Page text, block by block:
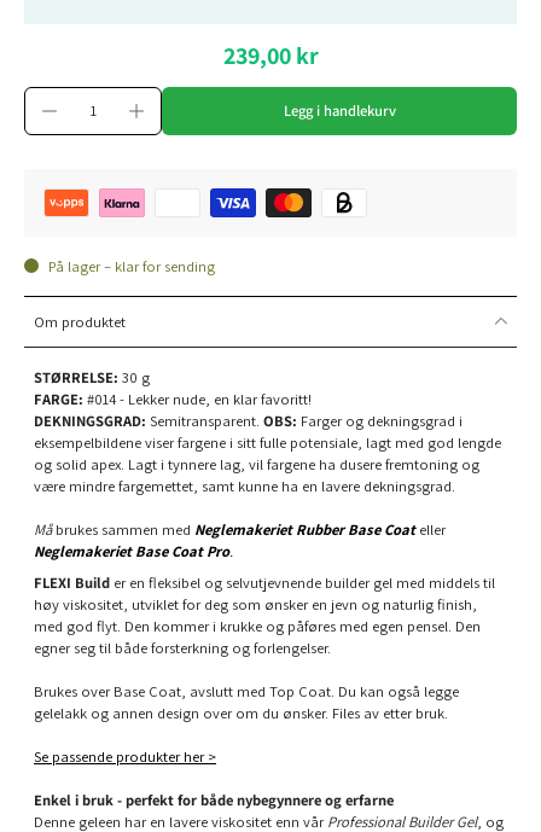
239,00 kr
Legg i handlekurv
På lager – klar for sending
Om produktet
STØRRELSE: 30 g
FARGE: #014 - Lekker nude, en klar favoritt!
DEKNINGSGRAD: Semitransparent. OBS: Farger og dekningsgrad i
eksempelbildene viser fargene i sitt fulle potensiale, lagt med god lengde
og solid apex. Lagt i tynnere lag, vil fargene ha dusere fremtoning og
være mindre fargemettet, samt kunne ha en lavere dekningsgrad.
Måbrukes sammen med Neglemakeriet Rubber Base Coat eller
Neglemakeriet Base Coat Pro.
FLEXI Build er en fleksibel og selvutjevnende builder gel med middels til
høy viskositet, utviklet for deg som ønsker en jevn og naturlig finish,
med god flyt. Den kommer i krukke og påføres med egen pensel. Den
egner seg til både forsterkning og forlengelser.
Brukes over Base Coat, avslutt med Top Coat. Du kan også legge
gelelakk og annen design over om du ønsker. Files av etter bruk.
Se passende produkter her >
Enkel i bruk - perfekt for både nybegynnere og erfarne
Denne geleen har en lavere viskositet enn vårProfessional Builder Gel, og